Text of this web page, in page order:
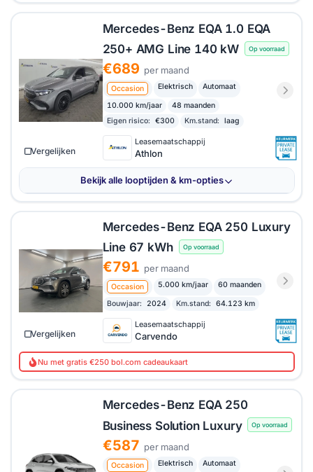
Mercedes-Benz EQA 1.0 EQA
250+ AMG Line 140 kW
Op voorraad
€689 per maand
Occasion Elektrisch Automaat
10.000 km/jaar
48 maanden
Eigen risico:
€300 Km.stand: laag
Leasemaatschappij
Athlon
Vergelijken
Bekijk alle looptijden & km-opties
Mercedes-Benz EQA 250 Luxury
Line 67 kWh
Op voorraad
€791 per maand
Occasion 5.000 km/jaar 60 maanden
Bouwjaar: 2024 Km.stand: 64.123 km
Leasemaatschappij
Carvendo
Vergelijken
Nu met gratis €250 bol.com cadeaukaart
Mercedes-Benz EQA 250
Business Solution Luxury
Op voorraad
€587 per maand
Occasion Elektrisch Automaat